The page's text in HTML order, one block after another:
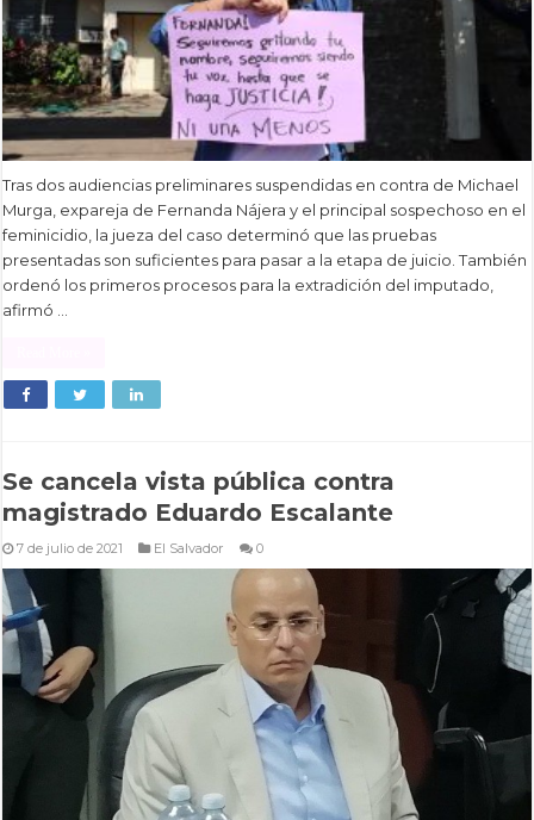
Tras dos audiencias preliminares suspendidas en contra de Michael
Murga, expareja de Fernanda Nájera y el principal sospechoso en el
feminicidio, la jueza del caso determinó que las pruebas
presentadas son suficientes para pasar a la etapa de juicio. También
ordenó los primeros procesos para la extradición del imputado,
afirmó …
Se cancela vista pública contra
magistrado Eduardo Escalante
7 de julio de 2021 El Salvador 0